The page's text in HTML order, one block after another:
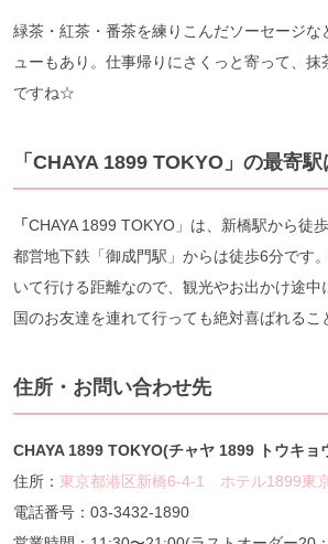
緑茶・紅茶・番茶を練りこんだソーセージな
ューもあり。仕事帰りにさくっと寄って、
ですね☆
「CHAYA 1899 TOKYO」の最寄駅
「CHAYA 1899 TOKYO」は、新橋駅から徒
都営地下鉄「御成門駅」からは徒歩6分です
いて行ける距離なので、観光やお出かけ途
国のお友達を連れて行っても絶対喜ばれるこ
住所・お問い合わせ先
CHAYA 1899 TOKYO(チャヤ 1899 トウキョ
住所： 東京都港区新橋6-4-1 ホテル1899東
電話番号：03-3432-1890